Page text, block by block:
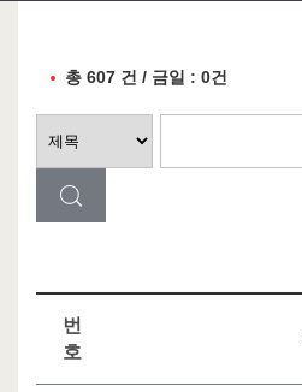
총 607 건 / 금일 : 0건
번
호